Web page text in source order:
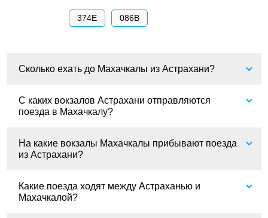
374Е 086В
Сколько ехать до Махачкалы из Астрахани?
С каких вокзалов Астрахани отправляются
поезда в Махачкалу?
На какие вокзалы Махачкалы прибывают поезда
из Астрахани?
Какие поезда ходят между Астраханью и
Махачкалой?